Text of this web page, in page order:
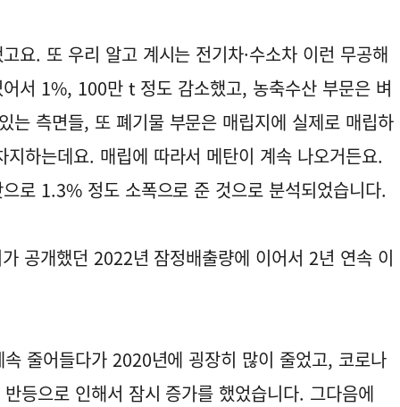
요. 또 우리 알고 계시는 전기차·수소차 이런 무공해
서 1%, 100만 t 정도 감소했고, 농축수산 부문은 벼
는 측면들, 또 폐기물 부문은 매립지에 실제로 매립하
하는데요. 매립에 따라서 메탄이 계속 나오거든요.
로 1.3% 정도 소폭으로 준 것으로 분석되었습니다.
공개했던 2022년 잠정배출량에 이어서 2년 연속 이
줄어들다가 2020년에 굉장히 많이 줄었고, 코로나
등으로 인해서 잠시 증가를 했었습니다. 그다음에